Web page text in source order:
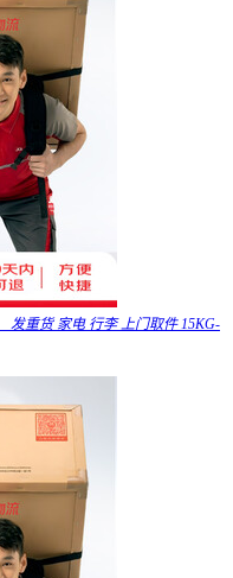
发重货 家电 行李 上门取件 15KG-